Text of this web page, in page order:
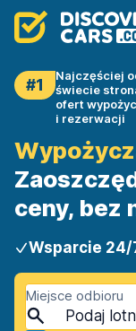
#1
Najczęściej
świecie
ofert
i rezerwacji
ceny, bez
Wsparcie 24/
Miejsce odbioru